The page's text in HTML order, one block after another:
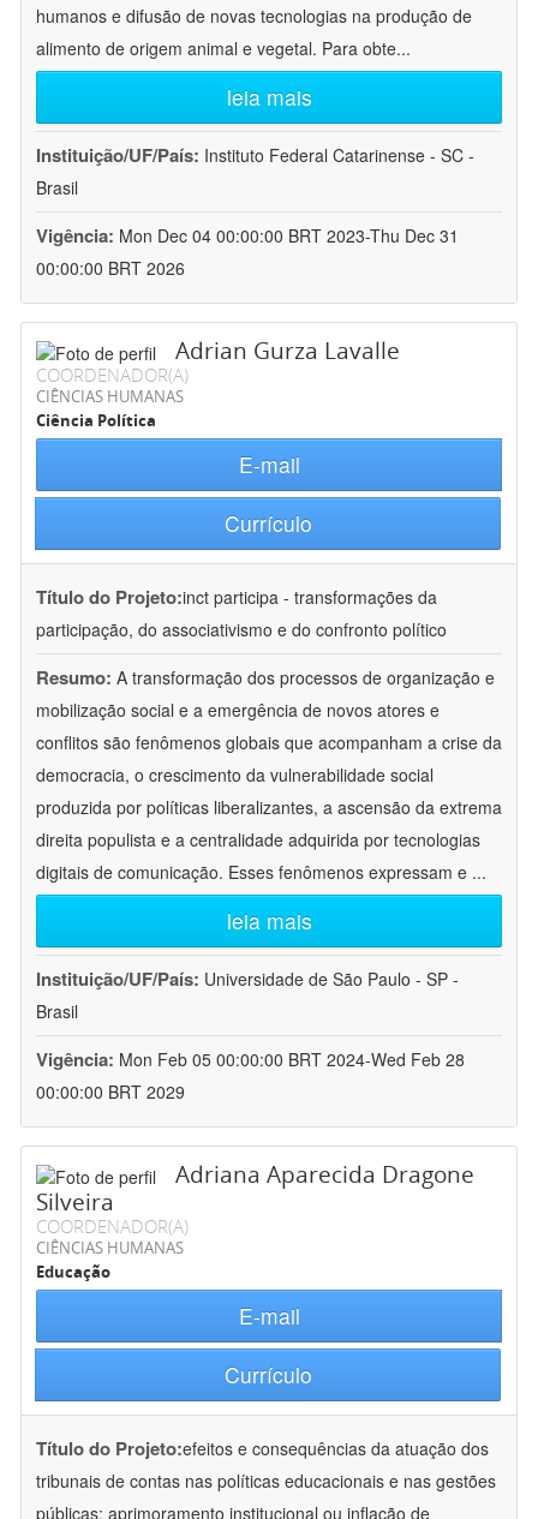
humanos e difusão de novas tecnologias na produção de
alimento de origem animal e vegetal. Para obte...
leia mais
Instituição/UF/País: Instituto Federal Catarinense - SC -
Brasil
Vigência: Mon Dec 04 00:00:00 BRT 2023-Thu Dec 31
00:00:00 BRT 2026
Adrian Gurza Lavalle
COORDENADOR(A)
CIÊNCIAS HUMANAS
Ciência Política
E-mail
Currículo
Título do Projeto:inct participa - transformações da
participação, do associativismo e do confronto político
Resumo: A transformação dos processos de organização e
mobilização social e a emergência de novos atores e
conflitos são fenômenos globais que acompanham a crise da
democracia, o crescimento da vulnerabilidade social
produzida por políticas liberalizantes, a ascensão da extrema
direita populista e a centralidade adquirida por tecnologias
digitais de comunicação. Esses fenômenos expressam e ...
leia mais
Instituição/UF/País: Universidade de São Paulo - SP -
Brasil
Vigência: Mon Feb 05 00:00:00 BRT 2024-Wed Feb 28
00:00:00 BRT 2029
Adriana Aparecida Dragone
Silveira
COORDENADOR(A)
CIÊNCIAS HUMANAS
Educação
E-mail
Currículo
Título do Projeto:efeitos e consequências da atuação dos
tribunais de contas nas políticas educacionais e nas gestões
públicas: aprimoramento institucional ou inflação de